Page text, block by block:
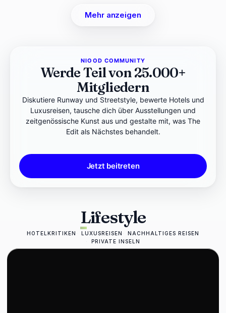
Mehr anzeigen
NIOOD COMMUNITY
Werde Teil von 25.000+
Mitgliedern
Diskutiere Runway und Streetstyle, bewerte Hotels und
Luxusreisen, tausche dich über Ausstellungen und
zeitgenössische Kunst aus und gestalte mit, was The
Edit als Nächstes behandelt.
Jetzt beitreten
Lifestyle
HOTELKRITIKEN LUXUSREISEN
NACHHALTIGES REISEN
PRIVATE INSELN